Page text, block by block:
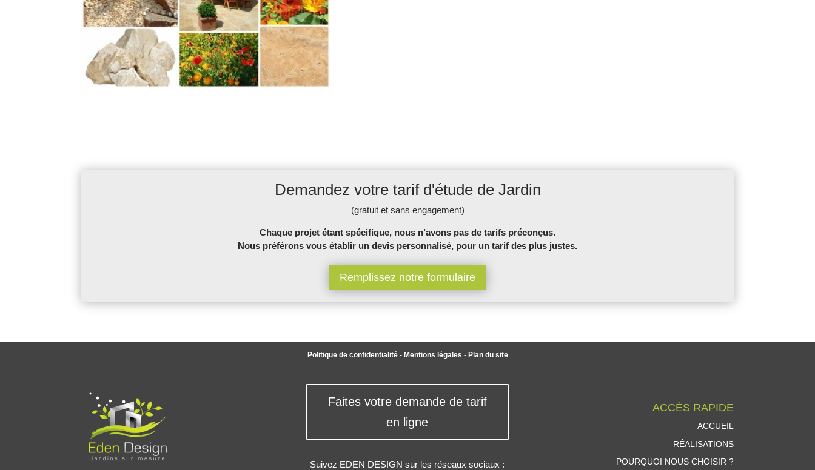
Demandez votre tarif d'étude de Jardin
(gratuit et sans engagement)
Chaque projet étant spécifique, nous n’avons pas de tarifs préconçus.
Nous préférons vous établir un devis personnalisé, pour un tarif des plus justes.
Remplissez notre formulaire
Politique de confidentialité- Mentions légales - Plan du site
Faites votre demande de tarif
en ligne
Suivez EDEN DESIGN sur les réseaux sociaux :
ACCÈS RAPIDE
ACCUEIL
RÉALISATIONS
POURQUOI NOUS CHOISIR ?